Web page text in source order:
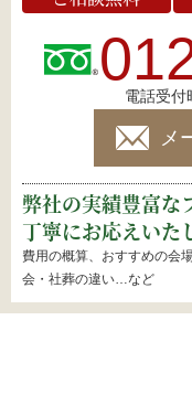
電話受付
メ
弊社の実績豊富な
丁寧にお応えいた
費用の概算、おすすめの会
会・社葬の違い…など